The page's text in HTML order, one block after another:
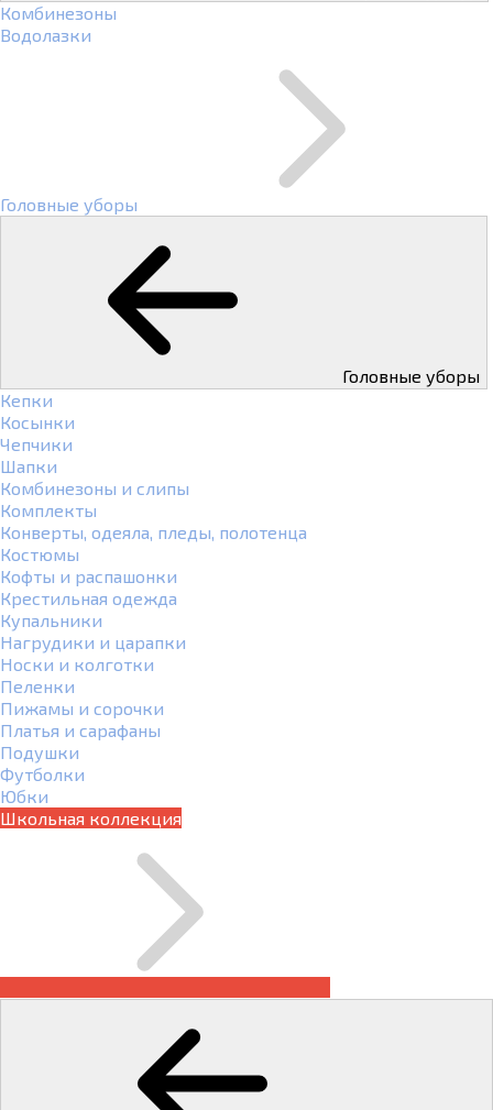
Комбинезоны
Водолазки
Головные уборы
Головные уборы
Кепки
Косынки
Чепчики
Шапки
Комбинезоны и слипы
Комплекты
Конверты, одеяла, пледы, полотенца
Костюмы
Кофты и распашонки
Крестильная одежда
Купальники
Нагрудики и царапки
Носки и колготки
Пеленки
Пижамы и сорочки
Платья и сарафаны
Подушки
Футболки
Юбки
Школьная коллекция